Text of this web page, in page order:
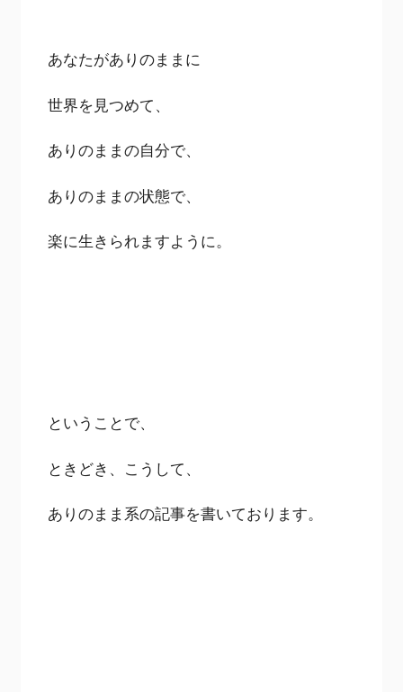
あなたがありのままに
世界を見つめて、
ありのままの自分で、
ありのままの状態で、
楽に生きられますように。
ということで、
ときどき、こうして、
ありのまま系の記事を書いております。